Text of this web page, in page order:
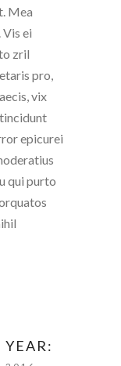
Mea
ei
zril
pro,
vix
epicurei
qui purto
YEAR: